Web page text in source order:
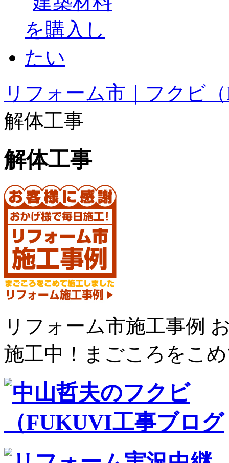
リフォーム市｜フクビ
解体工事
解体工事
リフォーム市施工事例
施工中！まごころをこ